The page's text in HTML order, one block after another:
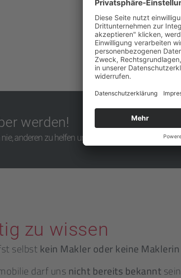
werden!
anderen zu helfen und dabei selbst zu profitieren.
zu wissen
selbstkein Makler oder keine Maklerin
darf unsnicht bereits bekanntsein